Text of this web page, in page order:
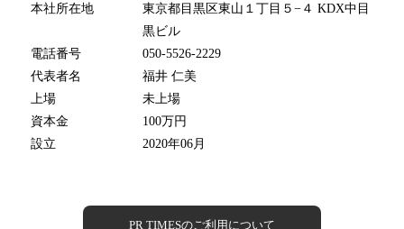
本社所在地
東京都目黒区東山１丁目５−４ KDX中目
黒ビル
電話番号
050-5526-2229
代表者名
福井 仁美
上場
未上場
資本金
100万円
設立
2020年06月
PR TIMESのご利用について